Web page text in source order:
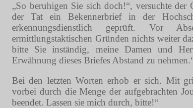
„So beruhigen Sie sich doch!“, versuchte
der Tat ein Bekennerbrief in der
erkennungsdienstlich geprüft. Vor
ermittlungstaktischen Gründen nichts weiter
bitte Sie inständig, meine Damen und
Erwähnung dieses Briefes Abstand zu
Bei den letzten Worten erhob er sich. Mit
vorbei durch die Menge der aufgebrachten
beendet. Lassen sie mich durch, bitte!“